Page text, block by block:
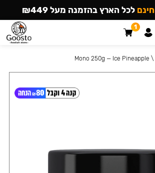
\
Mono 250g — Ice Pineapple
חינם לכל הארץ בהזמנה מעל ₪449
1